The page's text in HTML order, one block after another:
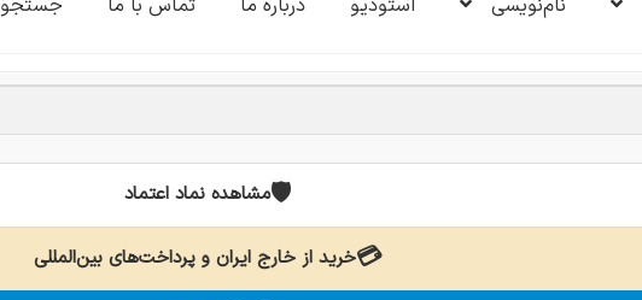
نام‌نویسی استودیو درباره ما تماس با ما جستجو
🛡️مشاهده نماد اعتماد
💳خرید از خارج ایران و پرداخت‌های بین‌المللی